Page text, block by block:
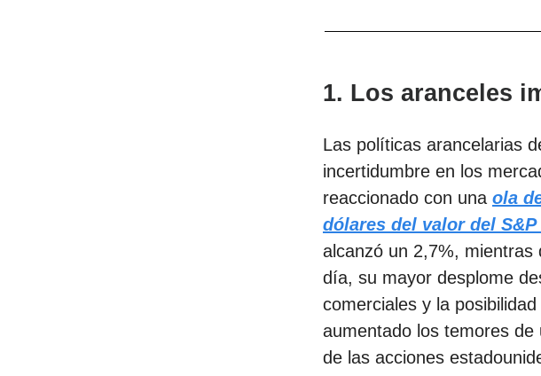
1. Los aranceles
Las políticas arancelarias
incertidumbre en los
reaccionado con una ola
dólares del valor del S&P
alcanzó un 2,7%, mientras
día, su mayor desplome
comerciales y la
aumentado los temores de
de las acciones